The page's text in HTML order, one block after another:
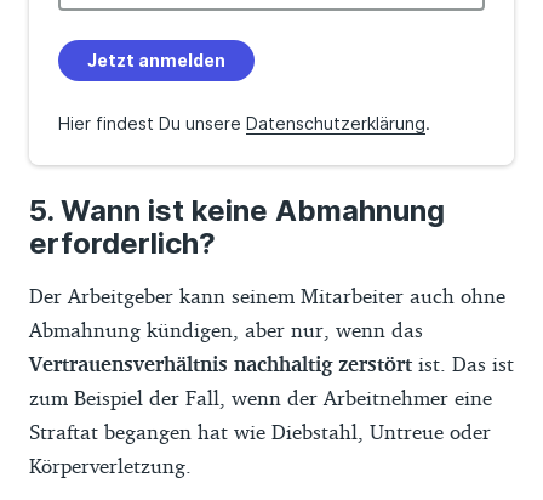
Jetzt anmelden
Hier findest Du unsere Datenschutzerklärung.
Wann ist keine Abmahnung
erforderlich?
Der Arbeitgeber kann seinem Mitarbeiter auch ohne
Abmahnung kündigen, aber nur, wenn das
Vertrauensverhältnis nachhaltig zerstört ist. Das ist
zum Beispiel der Fall, wenn der Arbeitnehmer eine
Straftat begangen hat wie Diebstahl, Untreue oder
Körperverletzung.